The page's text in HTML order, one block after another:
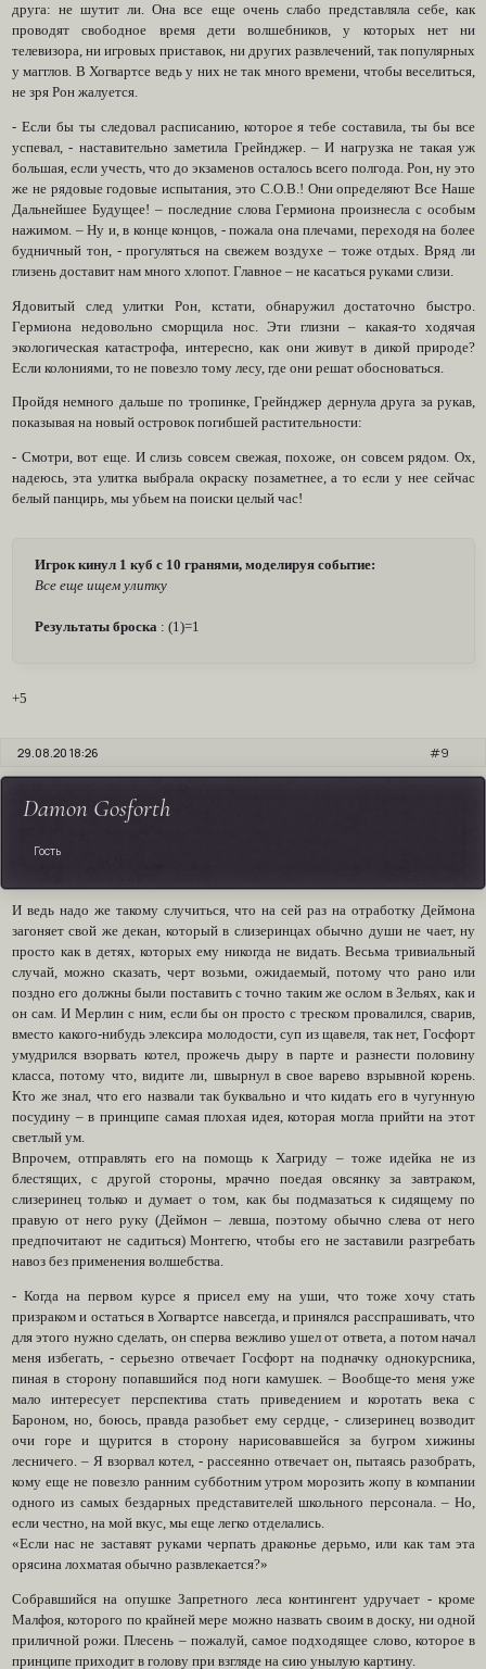
друга: не шутит ли. Она все еще очень слабо представляла себе, как
проводят свободное время дети волшебников, у которых нет ни
телевизора, ни игровых приставок, ни других развлечений, так популярных
у магглов. В Хогвартсе ведь у них не так много времени, чтобы веселиться,
не зря Рон жалуется.
- Если бы ты следовал расписанию, которое я тебе составила, ты бы все
успевал, - наставительно заметила Грейнджер. – И нагрузка не такая уж
большая, если учесть, что до экзаменов осталось всего полгода. Рон, ну это
же не рядовые годовые испытания, это С.О.В.! Они определяют Все Наше
Дальнейшее Будущее! – последние слова Гермиона произнесла с особым
нажимом. – Ну и, в конце концов, - пожала она плечами, переходя на более
будничный тон, - прогуляться на свежем воздухе – тоже отдых. Вряд ли
глизень доставит нам много хлопот. Главное – не касаться руками слизи.
Ядовитый след улитки Рон, кстати, обнаружил достаточно быстро.
Гермиона недовольно сморщила нос. Эти глизни – какая-то ходячая
экологическая катастрофа, интересно, как они живут в дикой природе?
Если колониями, то не повезло тому лесу, где они решат обосноваться.
Пройдя немного дальше по тропинке, Грейнджер дернула друга за рукав,
показывая на новый островок погибшей растительности:
- Смотри, вот еще. И слизь совсем свежая, похоже, он совсем рядом. Ох,
надеюсь, эта улитка выбрала окраску позаметнее, а то если у нее сейчас
белый панцирь, мы убьем на поиски целый час!
Игрок кинул 1 куб с 10 гранями, моделируя событие:
Все еще ищем улитку
Результаты броска : (1)=1
+5
9
29.08.20 18:26
Damon Gosforth
Гость
И ведь надо же такому случиться, что на сей раз на отработку Деймона
загоняет свой же декан, который в слизеринцах обычно души не чает, ну
просто как в детях, которых ему никогда не видать. Весьма тривиальный
случай, можно сказать, черт возьми, ожидаемый, потому что рано или
поздно его должны были поставить с точно таким же ослом в Зельях, как и
он сам. И Мерлин с ним, если бы он просто с треском провалился, сварив,
вместо какого-нибудь элексира молодости, суп из щавеля, так нет, Госфорт
умудрился взорвать котел, прожечь дыру в парте и разнести половину
класса, потому что, видите ли, швырнул в свое варево взрывной корень.
Кто же знал, что его назвали так буквально и что кидать его в чугунную
посудину – в принципе самая плохая идея, которая могла прийти на этот
светлый ум.
Впрочем, отправлять его на помощь к Хагриду – тоже идейка не из
блестящих, с другой стороны, мрачно поедая овсянку за завтраком,
слизеринец только и думает о том, как бы подмазаться к сидящему по
правую от него руку (Деймон – левша, поэтому обычно слева от него
предпочитают не садиться) Монтегю, чтобы его не заставили разгребать
навоз без применения волшебства.
- Когда на первом курсе я присел ему на уши, что тоже хочу стать
призраком и остаться в Хогвартсе навсегда, и принялся расспрашивать, что
для этого нужно сделать, он сперва вежливо ушел от ответа, а потом начал
меня избегать, - серьезно отвечает Госфорт на подначку однокурсника,
пиная в сторону попавшийся под ноги камушек. – Вообще-то меня уже
мало интересует перспектива стать приведением и коротать века с
Бароном, но, боюсь, правда разобьет ему сердце, - слизеринец возводит
очи горе и щурится в сторону нарисовавшейся за бугром хижины
лесничего. – Я взорвал котел, - рассеянно отвечает он, пытаясь разобрать,
кому еще не повезло ранним субботним утром морозить жопу в компании
одного из самых бездарных представителей школьного персонала. – Но,
если честно, на мой вкус, мы еще легко отделались.
«Если нас не заставят руками черпать драконье дерьмо, или как там эта
орясина лохматая обычно развлекается?»
Собравшийся на опушке Запретного леса контингент удручает - кроме
Малфоя, которого по крайней мере можно назвать своим в доску, ни одной
приличной рожи. Плесень – пожалуй, самое подходящее слово, которое в
принципе приходит в голову при взгляде на сию унылую картину.